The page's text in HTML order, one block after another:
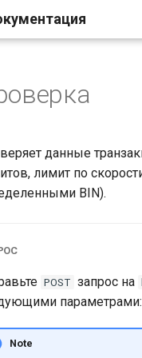
данные
лимит по
BIN).
POST запрос на
параметрами:
Note